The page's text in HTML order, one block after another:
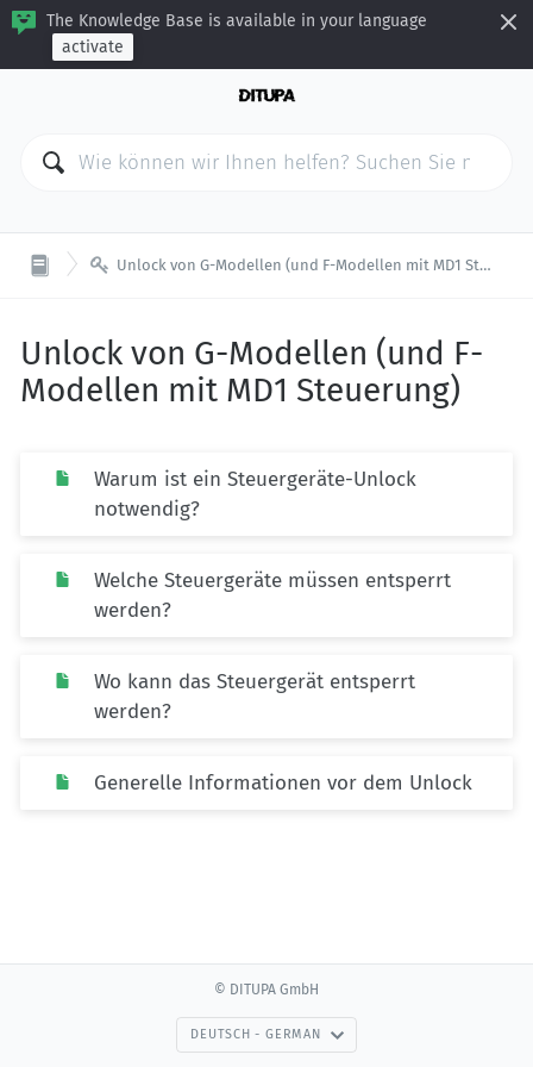
The Knowledge Base is available in your language
activate
 Unlock von G-Modellen (und F-Modellen mit MD1 Steuerung)
Unlock von G-Modellen (und F-
Modellen mit MD1 Steuerung)
Warum ist ein Steuergeräte-Unlock
notwendig?
Welche Steuergeräte müssen entsperrt
werden?
Wo kann das Steuergerät entsperrt
werden?
Generelle Informationen vor dem Unlock
© DITUPA GmbH
DEUTSCH - GERMAN